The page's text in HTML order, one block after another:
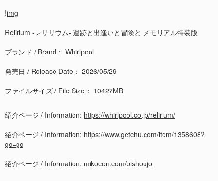
!img
Relirium -レリリウム- 遺跡と出逢いと冒険と メモリアル特装版
ブランド / Brand： Whirlpool
発売日 / Release Date： 2026/05/29
ファイルサイズ / File Size： 10427MB
紹介ページ / Information: https://whirlpool.co.jp/relirium/
紹介ページ / Information: https://www.getchu.com/item/1358608?
gc=gc
紹介ページ / Information: mikocon.com/bishoujo